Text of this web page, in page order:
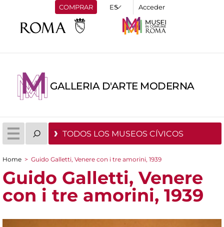
COMPRAR Acceder
GALLERIA D'ARTE MODERNA
TODOS LOS MUSEOS CÍVICOS
You are here
Home > Guido Galletti, Venere con i tre amorini, 1939
Guido Galletti, Venere
con i tre amorini, 1939